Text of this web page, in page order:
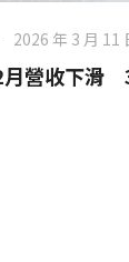
2026 年 3 月 11
月營收下滑